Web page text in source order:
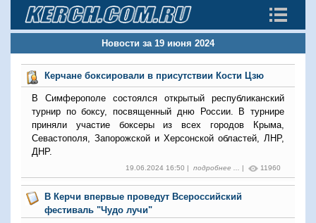
Новости за 19 июня 2024
Керчане боксировали в присутствии Кости Цзю
В Симферополе состоялся открытый республиканский
турнир по боксу, посвященный дню России. В турнире
приняли участие боксеры из всех городов Крыма,
Севастополя, Запорожской и Херсонской областей, ЛНР,
ДНР.
19.06.2024 16:50 | подробнее ... | 11960
В Керчи впервые проведут Всероссийский
фестиваль "Чудо лучи"